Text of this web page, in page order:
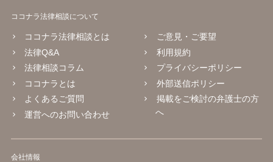
ココナラ法律相談について
ココナラ法律相談とは
法律Q&A
法律相談コラム
ココナラとは
よくあるご質問
運営へのお問い合わせ
ご意見・ご要望
利用規約
プライバシーポリシー
外部送信ポリシー
掲載をご検討の弁護士の方
へ
会社情報